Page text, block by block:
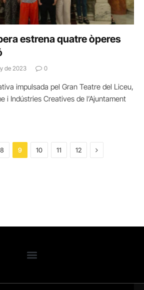
estrena quatre òperes
de 2023 0
impulsada pel Gran Teatre del Liceu,
i Indústries Creatives de l’Ajuntament
8 9 10 11 12 Next